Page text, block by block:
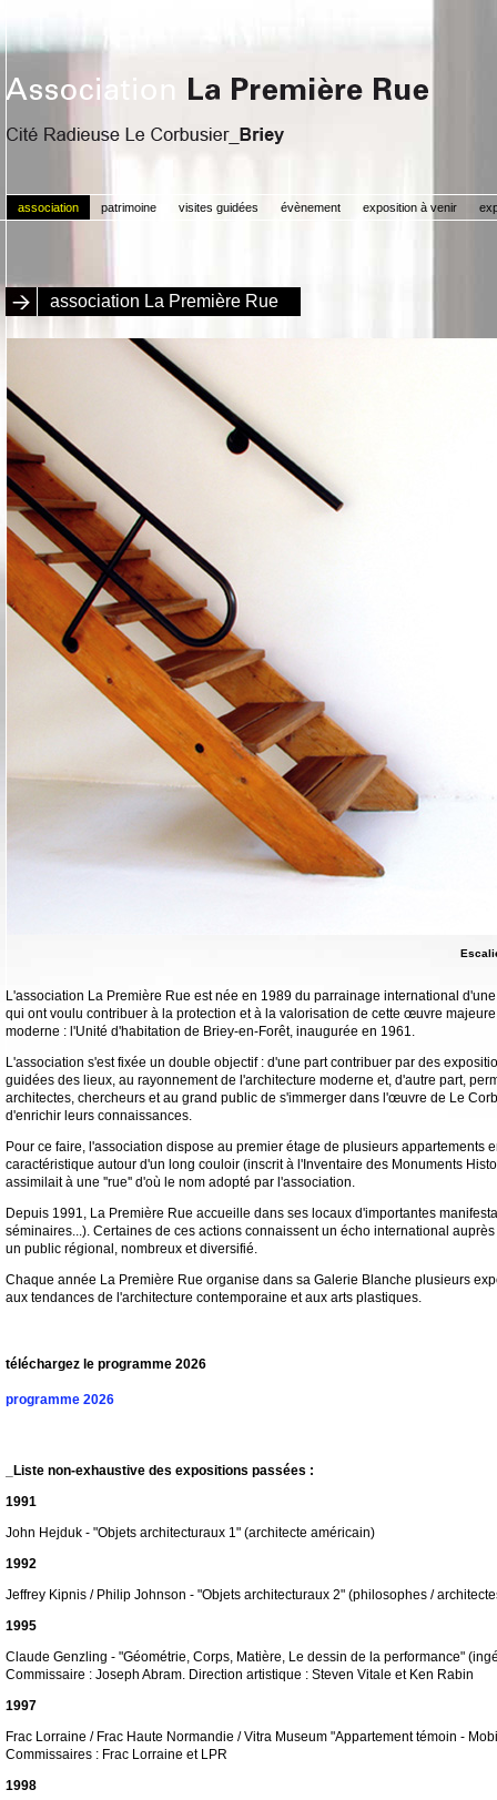
association patrimoine visites guidées évènement exposition à venir
association La Première Rue
L'association La Première Rue est née en 1989 du parrainage international
qui ont voulu contribuer à la protection et à la valorisation de cette œuvre
moderne : l'Unité d'habitation de Briey-en-Forêt, inaugurée en 1961.
L'association s'est fixée un double objectif : d'une part contribuer par des
guidées des lieux, au rayonnement de l'architecture moderne et, d'autre part,
architectes, chercheurs et au grand public de s'immerger dans l'œuvre de Le
d'enrichir leurs connaissances.
Pour ce faire, l'association dispose au premier étage de plusieurs appartements
caractéristique autour d'un long couloir (inscrit à l'Inventaire des Monuments
assimilait à une ''rue'' d'où le nom adopté par l'association.
Depuis 1991, La Première Rue accueille dans ses locaux d'importantes
séminaires...). Certaines de ces actions connaissent un écho international
un public régional, nombreux et diversifié.
Chaque année La Première Rue organise dans sa Galerie Blanche plusieurs
aux tendances de l'architecture contemporaine et aux arts plastiques.
téléchargez le programme 2026
programme 2026
_Liste non-exhaustive des expositions passées :
1991
John Hejduk - "Objets architecturaux 1" (architecte américain)
1992
Jeffrey Kipnis / Philip Johnson - "Objets architecturaux 2" (philosophes /
1995
Claude Genzling - "Géométrie, Corps, Matière, Le dessin de la performance"
Commissaire : Joseph Abram. Direction artistique : Steven Vitale et Ken Rabin
1997
Frac Lorraine / Frac Haute Normandie / Vitra Museum "Appartement témoin -
Commissaires : Frac Lorraine et LPR
1998